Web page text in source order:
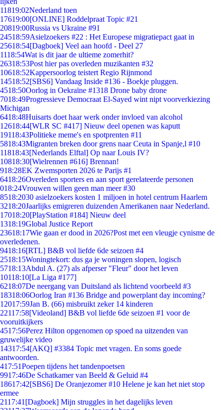
11819:02Nederland toen
17619:00[ONLINE] Roddelpraat Topic #21
20819:00Russia vs Ukraine #91
24518:59Asielzoekers #22 : Het Europese migratiepact gaat in
25618:54[Dagboek] Veel aan hoofd - Deel 27
1118:54Wat is dit jaar de ultieme zomerhit?
26318:53Post hier pas overleden muzikanten #32
10618:52Kappersoorlog teistert Regio Rijnmond
14518:52[SBS6] Vandaag Inside #136 - Boekje pluggen.
4518:50Oorlog in Oekraïne #1318 Drone baby drone
7018:49Progressieve Democraat El-Sayed wint nipt voorverkiezing
Michigan
6418:48Huisarts doet haar werk onder invloed van alcohol
12618:44[WLR SC #417] Nieuw deel openen was kaputt
19118:43Politieke meme's en spotprenten #11
5818:43Migranten breken door grens naar Ceuta in Spanje,l #10
11818:43[Nederlands Elftal] Op naar Louis IV?
10818:30[Wielrennen #616] Brennan!
918:28EK Zwemsporten 2026 te Parijs #1
6418:26Overleden sporters en aan sport gerelateerde personen
018:24Vrouwen willen geen man meer #30
8518:2030 asielzoekers kosten 1 miljoen in hotel centrum Haarlem
3218:20Jaarlijks emigreren duizenden Amerikanen naar Nederland.
17018:20[PlayStation #184] Nieuw deel
1318:19Global Justice Report
23618:17Wie gaan er dood in 2026?Post met een vleugje cynisme de
overledenen.
9418:16[RTL] B&B vol liefde 6de seizoen #4
2518:15Woningtekort: dus ga je woningen slopen, logisch
5718:13Abdul A. (27) als afperser "Fleur" door het leven
10118:10[La Liga #177]
6218:07De neergang van Duitsland als lichtend voorbeeld #3
18318:06Oorlog Iran #136 Bridge and powerplant day incoming?
12017:59Jan B. (66) misbruikt zeker 14 kinderen
22117:58[Videoland] B&B vol liefde 6de seizoen #1 voor de
vooruitkijkers
4517:56Perez Hilton opgenomen op spoed na uitzenden van
gruwelijke video
14317:54[AKQ] #3384 Topic met vragen. En soms goede
antwoorden.
417:51Poepen tijdens het tandenpoetsen
9917:46De Schatkamer van Beeld & Geluid #4
18617:42[SBS6] De Oranjezomer #10 Helene je kan het niet stop
ermee
2117:41 [Dagboek] Mijn struggles in het dagelijks leven